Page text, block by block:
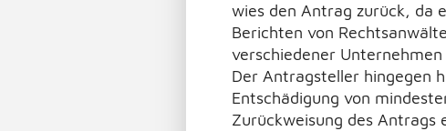
wies den Antrag zurück, da
Berichten von
verschiedener
Der Antragsteller hingegen
Entschädigung von
Zurückweisung des